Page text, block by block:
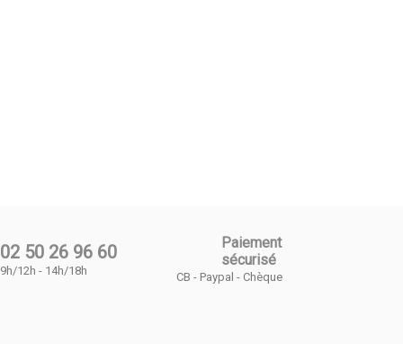
02 50 26 96 60
9h/12h - 14h/18h
Paiement
sécurisé
CB - Paypal - Chèque